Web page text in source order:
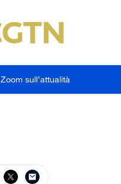
Zoom sull’attualità